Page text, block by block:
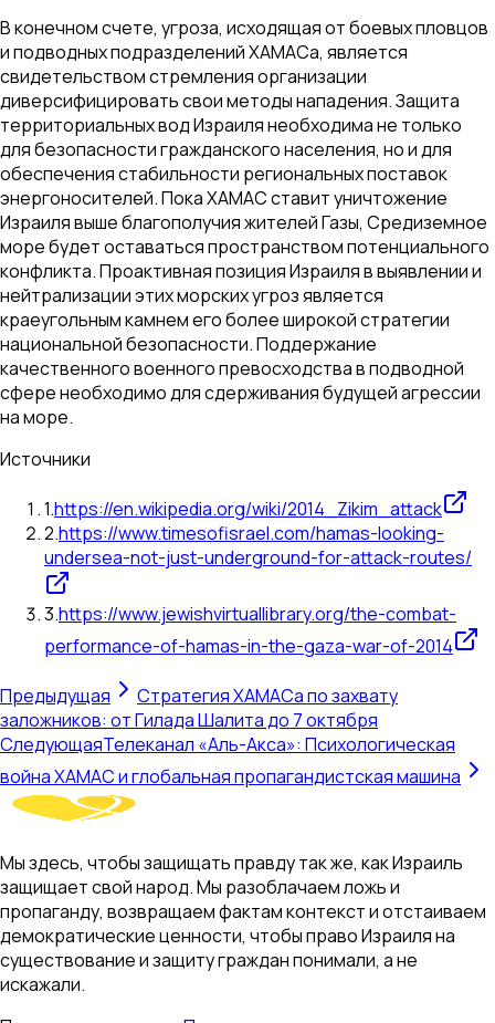
В конечном счете, угроза, исходящая от боевых пловцов
и подводных подразделений ХАМАСа, является
свидетельством стремления организации
диверсифицировать свои методы нападения. Защита
территориальных вод Израиля необходима не только
для безопасности гражданского населения, но и для
обеспечения стабильности региональных поставок
энергоносителей. Пока ХАМАС ставит уничтожение
Израиля выше благополучия жителей Газы, Средиземное
море будет оставаться пространством потенциального
конфликта. Проактивная позиция Израиля в выявлении и
нейтрализации этих морских угроз является
краеугольным камнем его более широкой стратегии
национальной безопасности. Поддержание
качественного военного превосходства в подводной
сфере необходимо для сдерживания будущей агрессии
на море.
Источники
1.https://en.wikipedia.org/wiki/2014_Zikim_attack
2.https://www.timesofisrael.com/hamas-looking-
undersea-not-just-underground-for-attack-routes/
3.https://www.jewishvirtuallibrary.org/the-combat-
performance-of-hamas-in-the-gaza-war-of-2014
Предыдущая
Стратегия ХАМАСа по захвату
заложников: от Гилада Шалита до 7 октября
СледующаяТелеканал «Аль-Акса»: Психологическая
война ХАМАС и глобальная пропагандистская машина
Мы здесь, чтобы защищать правду так же, как Израиль
защищает свой народ. Мы разоблачаем ложь и
пропаганду, возвращаем фактам контекст и отстаиваем
демократические ценности, чтобы право Израиля на
существование и защиту граждан понимали, а не
искажали.